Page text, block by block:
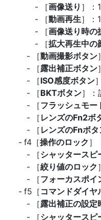
［画像送り ］：
［動画再生］：
［画像送り時の
［拡大再生中の
［動画撮影ボタン
［露出補正ボタン
［ISO感度ボタン
［BKTボタン］：
［フラッシュモー
［ レンズのFn2ボ
［ レンズのFnボタ
f4［操作のロック ］
［シャッタースピ
［絞り値のロック
［フォーカスポイ
f5［ コマンドダイヤ
［露出補正の設定
［シャッタースピ